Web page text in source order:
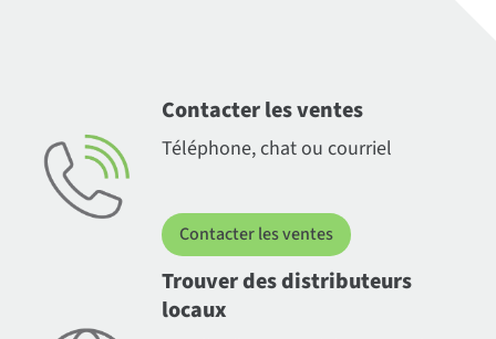
Contacter les ventes
Téléphone, chat ou courriel
Contacter les ventes
Trouver des distributeurs
locaux